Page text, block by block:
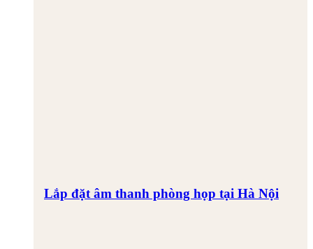
Lắp đặt âm thanh phòng họp tại Hà Nội